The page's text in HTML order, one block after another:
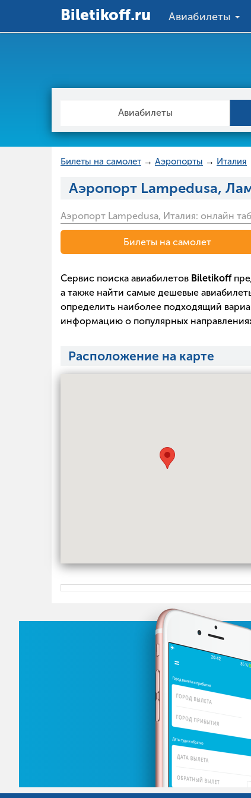
Вiletikoff.ru Авиабилеты
Авиабилеты
Билеты на самолет → Аэропорты → Италия
Аэропорт Lampedusa,
Аэропорт Lampedusa, Италия: онлайн
Билеты на самолет
Сервис поиска авиабилетов Biletikoff
а также найти самые дешевые
определить наиболее подходящий
информацию о популярных
Расположение на карте